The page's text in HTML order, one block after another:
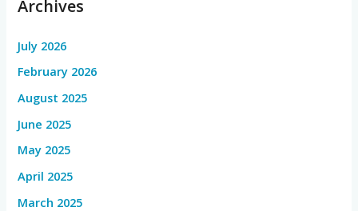
Archives
July 2026
February 2026
August 2025
June 2025
May 2025
April 2025
March 2025